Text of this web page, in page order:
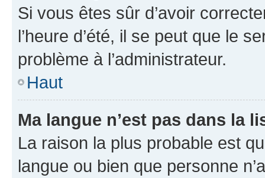
Si vous êtes sûr d’avoir
l’heure d’été, il se peut que le
problème à l’administrateur.
Haut
Ma langue n’est pas dans la
La raison la plus probable est
langue ou bien que personne